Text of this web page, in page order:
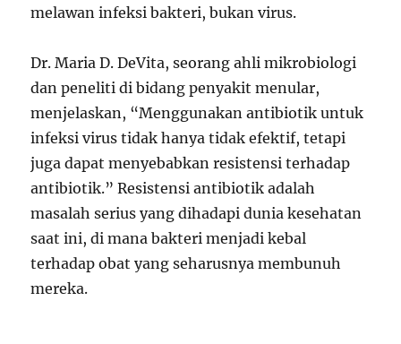
melawan infeksi bakteri, bukan virus.
Dr. Maria D. DeVita, seorang ahli mikrobiologi
dan peneliti di bidang penyakit menular,
menjelaskan, “Menggunakan antibiotik untuk
infeksi virus tidak hanya tidak efektif, tetapi
juga dapat menyebabkan resistensi terhadap
antibiotik.” Resistensi antibiotik adalah
masalah serius yang dihadapi dunia kesehatan
saat ini, di mana bakteri menjadi kebal
terhadap obat yang seharusnya membunuh
mereka.